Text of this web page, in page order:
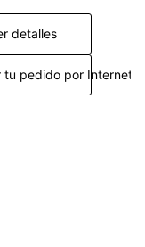
detalles
tu pedido por Internet >